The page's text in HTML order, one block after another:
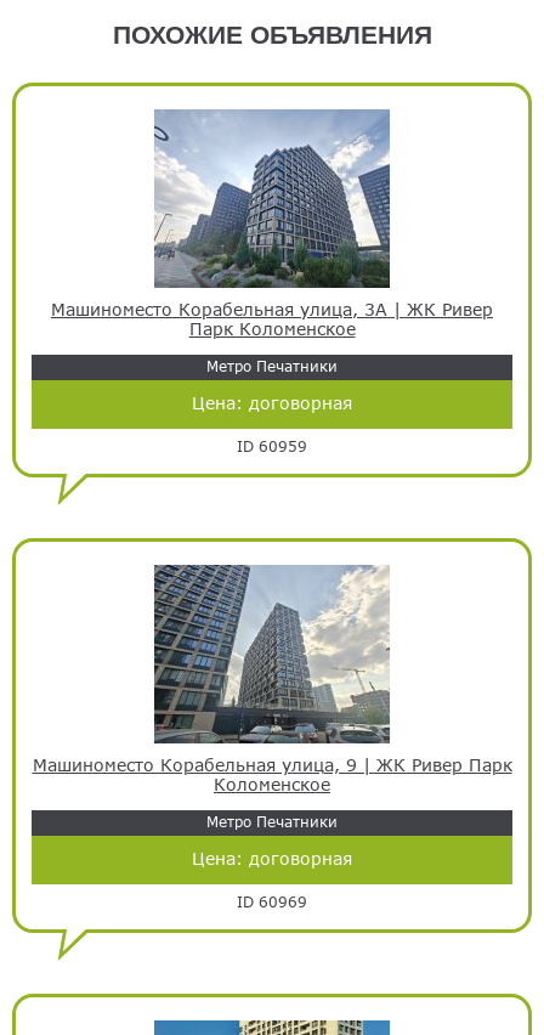
ПОХОЖИЕ ОБЪЯВЛЕНИЯ
Машиноместо Корабельная улица, 3А | ЖК Ривер
Парк Коломенское
Метро Печатники
Цена: договорная
ID 60959
Машиноместо Корабельная улица, 9 | ЖК Ривер Парк
Коломенское
Метро Печатники
Цена: договорная
ID 60969